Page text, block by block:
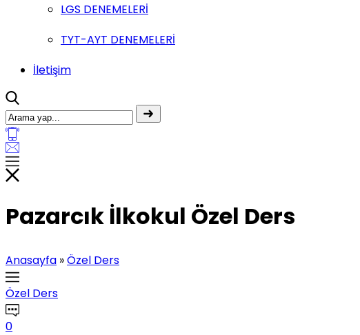
LGS DENEMELERİ
TYT-AYT DENEMELERİ
İletişim
Pazarcık İlkokul Özel Ders
Anasayfa »Özel Ders
Özel Ders
0